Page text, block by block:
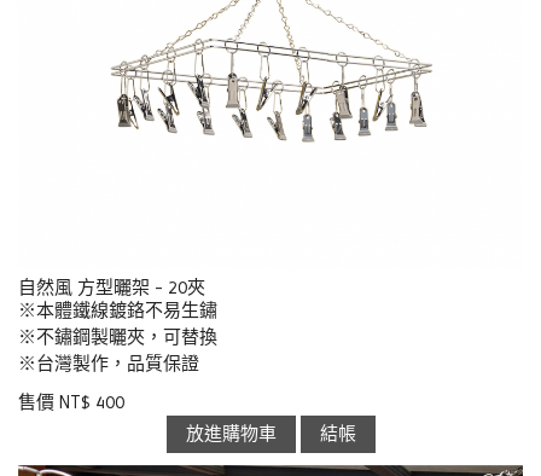
自然風 方型曬架 - 20夾
※本體鐵線鍍鉻不易生鏽
※不鏽鋼製曬夾，可替換
※台灣製作，品質保證
售價 NT$ 400